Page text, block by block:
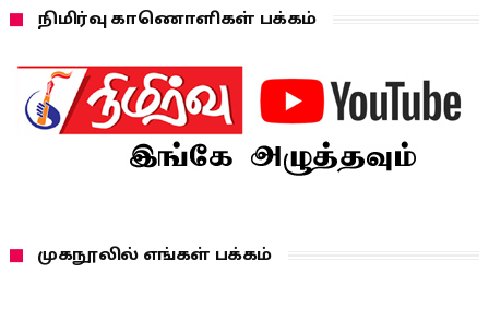
நிமிர்வு காணொளிகள் பக்கம்
முகநூலில் எங்கள் பக்கம்